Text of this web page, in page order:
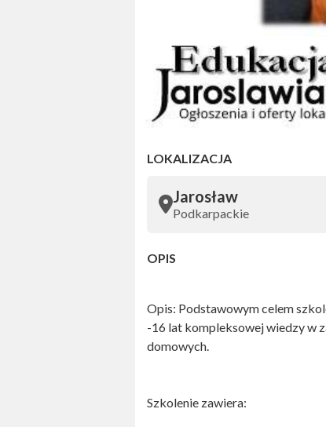
LOKALIZACJA
Jarosław
Podkarpackie
OPIS
Opis: Podstawowym celem
-16 lat kompleksowej wiedzy w
domowych.
Szkolenie zawiera: